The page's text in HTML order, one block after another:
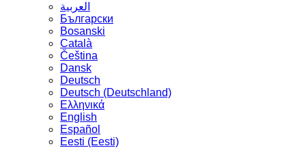
العربية
Български
Bosanski
Сatalà
Čeština
Dansk
Deutsch
Deutsch (Deutschland)
Ελληνικά
English
Español
Eesti (Eesti)